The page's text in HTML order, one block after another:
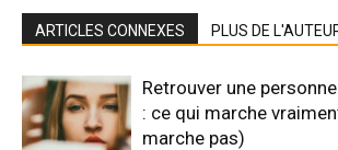
ARTICLES CONNEXES PLUS DE
Retrouver une
: ce qui marche
marche pas)